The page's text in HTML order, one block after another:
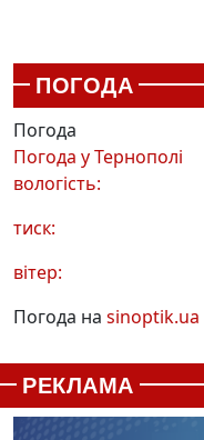
ПОГОДА
Погода
Погода уТернополі
вологість:
тиск:
вітер:
Погода на sinoptik.ua
РЕКЛАМА